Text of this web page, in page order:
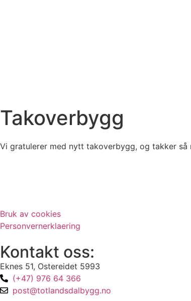
Takoverbygg
Vi gratulerer med nytt takoverbygg, og takker
Bruk av cookies
Personvernerklaering
Kontakt oss:
Eknes 51, Ostereidet 5993
(+47) 976 64 366
post@totlandsdalbygg.no